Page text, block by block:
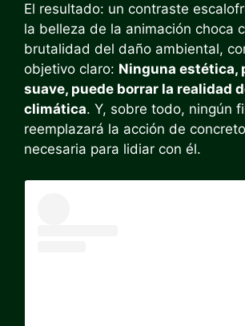
El resultado: un contraste
la belleza de la animación choca
brutalidad del daño ambiental,
objetivo claro: Ninguna estética,
suave, puede borrar la realidad
climática. Y, sobre todo, ningún
reemplazará la acción de
necesaria para lidiar con él.